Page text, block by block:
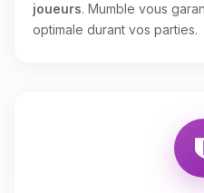
joueurs. Mumble vous
optimale durant vos parties.